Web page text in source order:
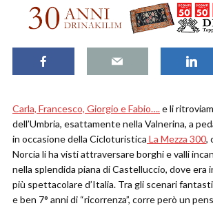
Carla, Francesco, Giorgio e Fabio….e li
dell’Umbria, esattamente nella Valnerina, a
in occasione della Cicloturistica La Mezza 300,
Norcia li ha visti attraversare borghi e valli
nella splendida piana di Castelluccio, dove era
più spettacolare d’Italia. Tra gli scenari
e ben 7° anni di “ricorrenza”, corre però un